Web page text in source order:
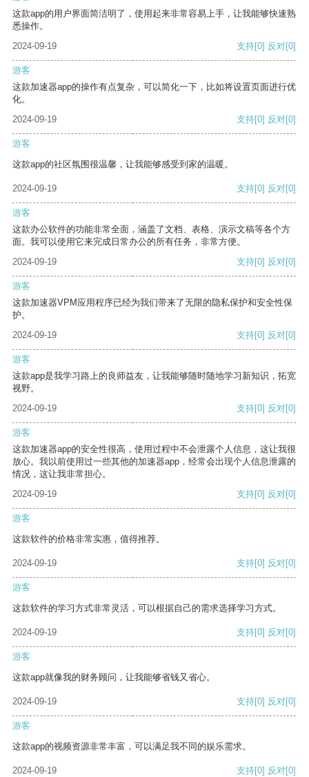
这款app的用户界面简洁明了，使用起来非常容易上手，让我能够快速熟
悉操作。
2024-09-19
支持[0] 反对[0]
游客
这款加速器app的操作有点复杂，可以简化一下，比如将设置页面进行优
化。
2024-09-19
支持[0] 反对[0]
游客
这款app的社区氛围很温馨，让我能够感受到家的温暖。
2024-09-19 支持[0] 反对[0]
游客
这款办公软件的功能非常全面，涵盖了文档、表格、演示文稿等各个方
面。我可以使用它来完成日常办公的所有任务，非常方便。
2024-09-19
支持[0] 反对[0]
游客
这款加速器VPM应用程序已经为我们带来了无限的隐私保护和安全性保
护。
2024-09-19
支持[0] 反对[0]
游客
这款app是我学习路上的良师益友，让我能够随时随地学习新知识，拓宽
视野。
2024-09-19
支持[0] 反对[0]
游客
这款加速器app的安全性很高，使用过程中不会泄露个人信息，这让我很
放心。我以前使用过一些其他的加速器app，经常会出现个人信息泄露的
情况，这让我非常担心。
2024-09-19
支持[0] 反对[0]
游客
这款软件的价格非常实惠，值得推荐。
2024-09-19 支持[0] 反对[0]
游客
这款软件的学习方式非常灵活，可以根据自己的需求选择学习方式。
2024-09-19 支持[0] 反对[0]
游客
这款app就像我的财务顾问，让我能够省钱又省心。
2024-09-19 支持[0] 反对[0]
游客
这款app的视频资源非常丰富，可以满足我不同的娱乐需求。
2024-09-19 支持[0] 反对[0]